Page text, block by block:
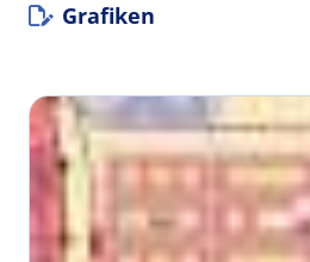
Grafiken